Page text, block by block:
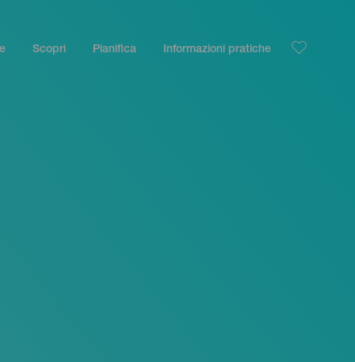
Scopri Pianifica Informazioni pratiche